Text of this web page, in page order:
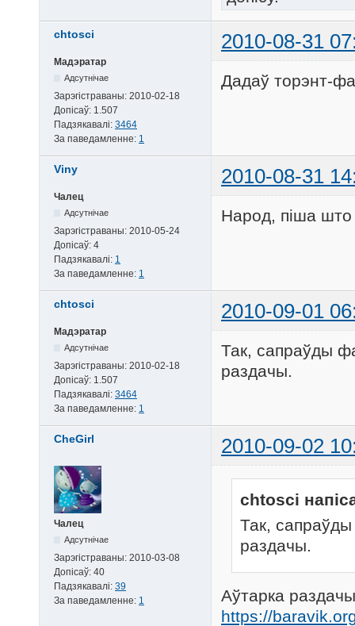
chtosci 2010-08-31
Мадэратар
Адсутнічае
Зарэгістраваны: 2010-02-18
Допісаў: 1.507
Падзякавалі: 3464
За паведамленне: 1
Дадаў торэнт-
Viny 2010-08-31
Чалец
Адсутнічае
Зарэгістраваны: 2010-05-24
Допісаў: 4
Падзякавалі: 1
За паведамленне: 1
Народ, піша
chtosci 2010-09-01
Мадэратар
Адсутнічае
Зарэгістраваны: 2010-02-18
Допісаў: 1.507
Падзякавалі: 3464
За паведамленне: 1
Так, сапраўды
раздачы.
CheGirl 2010-09-02
Чалец
Адсутнічае
Зарэгістраваны: 2010-03-08
Допісаў: 40
Падзякавалі: 39
За паведамленне: 1
chtosci
Так,
раздачы.
Аўтарка
https://